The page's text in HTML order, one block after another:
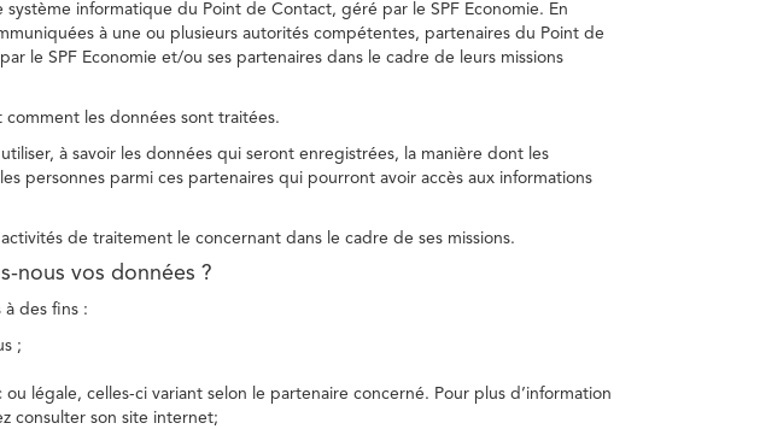
système informatique du Point de Contact, géré par le SPF Economie. En
à une ou plusieurs autorités compétentes, partenaires du Point de
le SPF Economie et/ou ses partenaires dans le cadre de leurs missions
les données sont traitées.
à savoir les données qui seront enregistrées, la manière dont les
personnes parmi ces partenaires qui pourront avoir accès aux informations
de traitement le concernant dans le cadre de ses missions.
nous vos données ?
à des fins :
;
légale, celles-ci variant selon le partenaire concerné. Pour plus d’information
consulter son site internet;